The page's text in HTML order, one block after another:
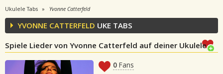
Ukulele Tabs Yvonne Catterfeld
YVONNE CATTERFELD UKE TABS
Spiele Lieder von Yvonne Catterfeld auf deiner Ukulele
0 Fans